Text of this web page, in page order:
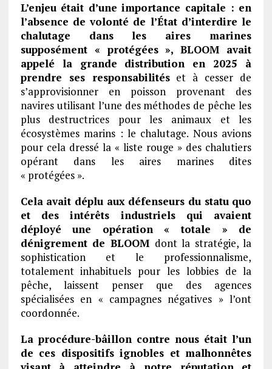
L’enjeu était d’une importance capitale : en
l’absence de volonté de l’État d’interdire le
chalutage dans les aires marines
supposément « protégées », BLOOM avait
appelé la grande distribution en 2025 à
prendre ses responsabilitéset à cesser de
s’approvisionner en poisson provenant des
navires utilisant l’une des méthodes de pêche les
plus destructrices pour les animaux et les
écosystèmes marins : le chalutage. Nous avions
pour cela dressé la « liste rouge » des chalutiers
opérant dans les aires marines dites
« protégées ».
Cela avait déplu aux défenseurs du statu quo
et des intérêts industriels qui avaient
déployé une opération « totale » de
dénigrement de BLOOM dont la stratégie, la
sophistication et le professionnalisme,
totalement inhabituels pour les lobbies de la
pêche, laissent penser que des agences
spécialisées en « campagnes négatives » l’ont
coordonnée.
La procédure-bâillon contre nous était l’un
de ces dispositifs ignobles et malhonnêtes